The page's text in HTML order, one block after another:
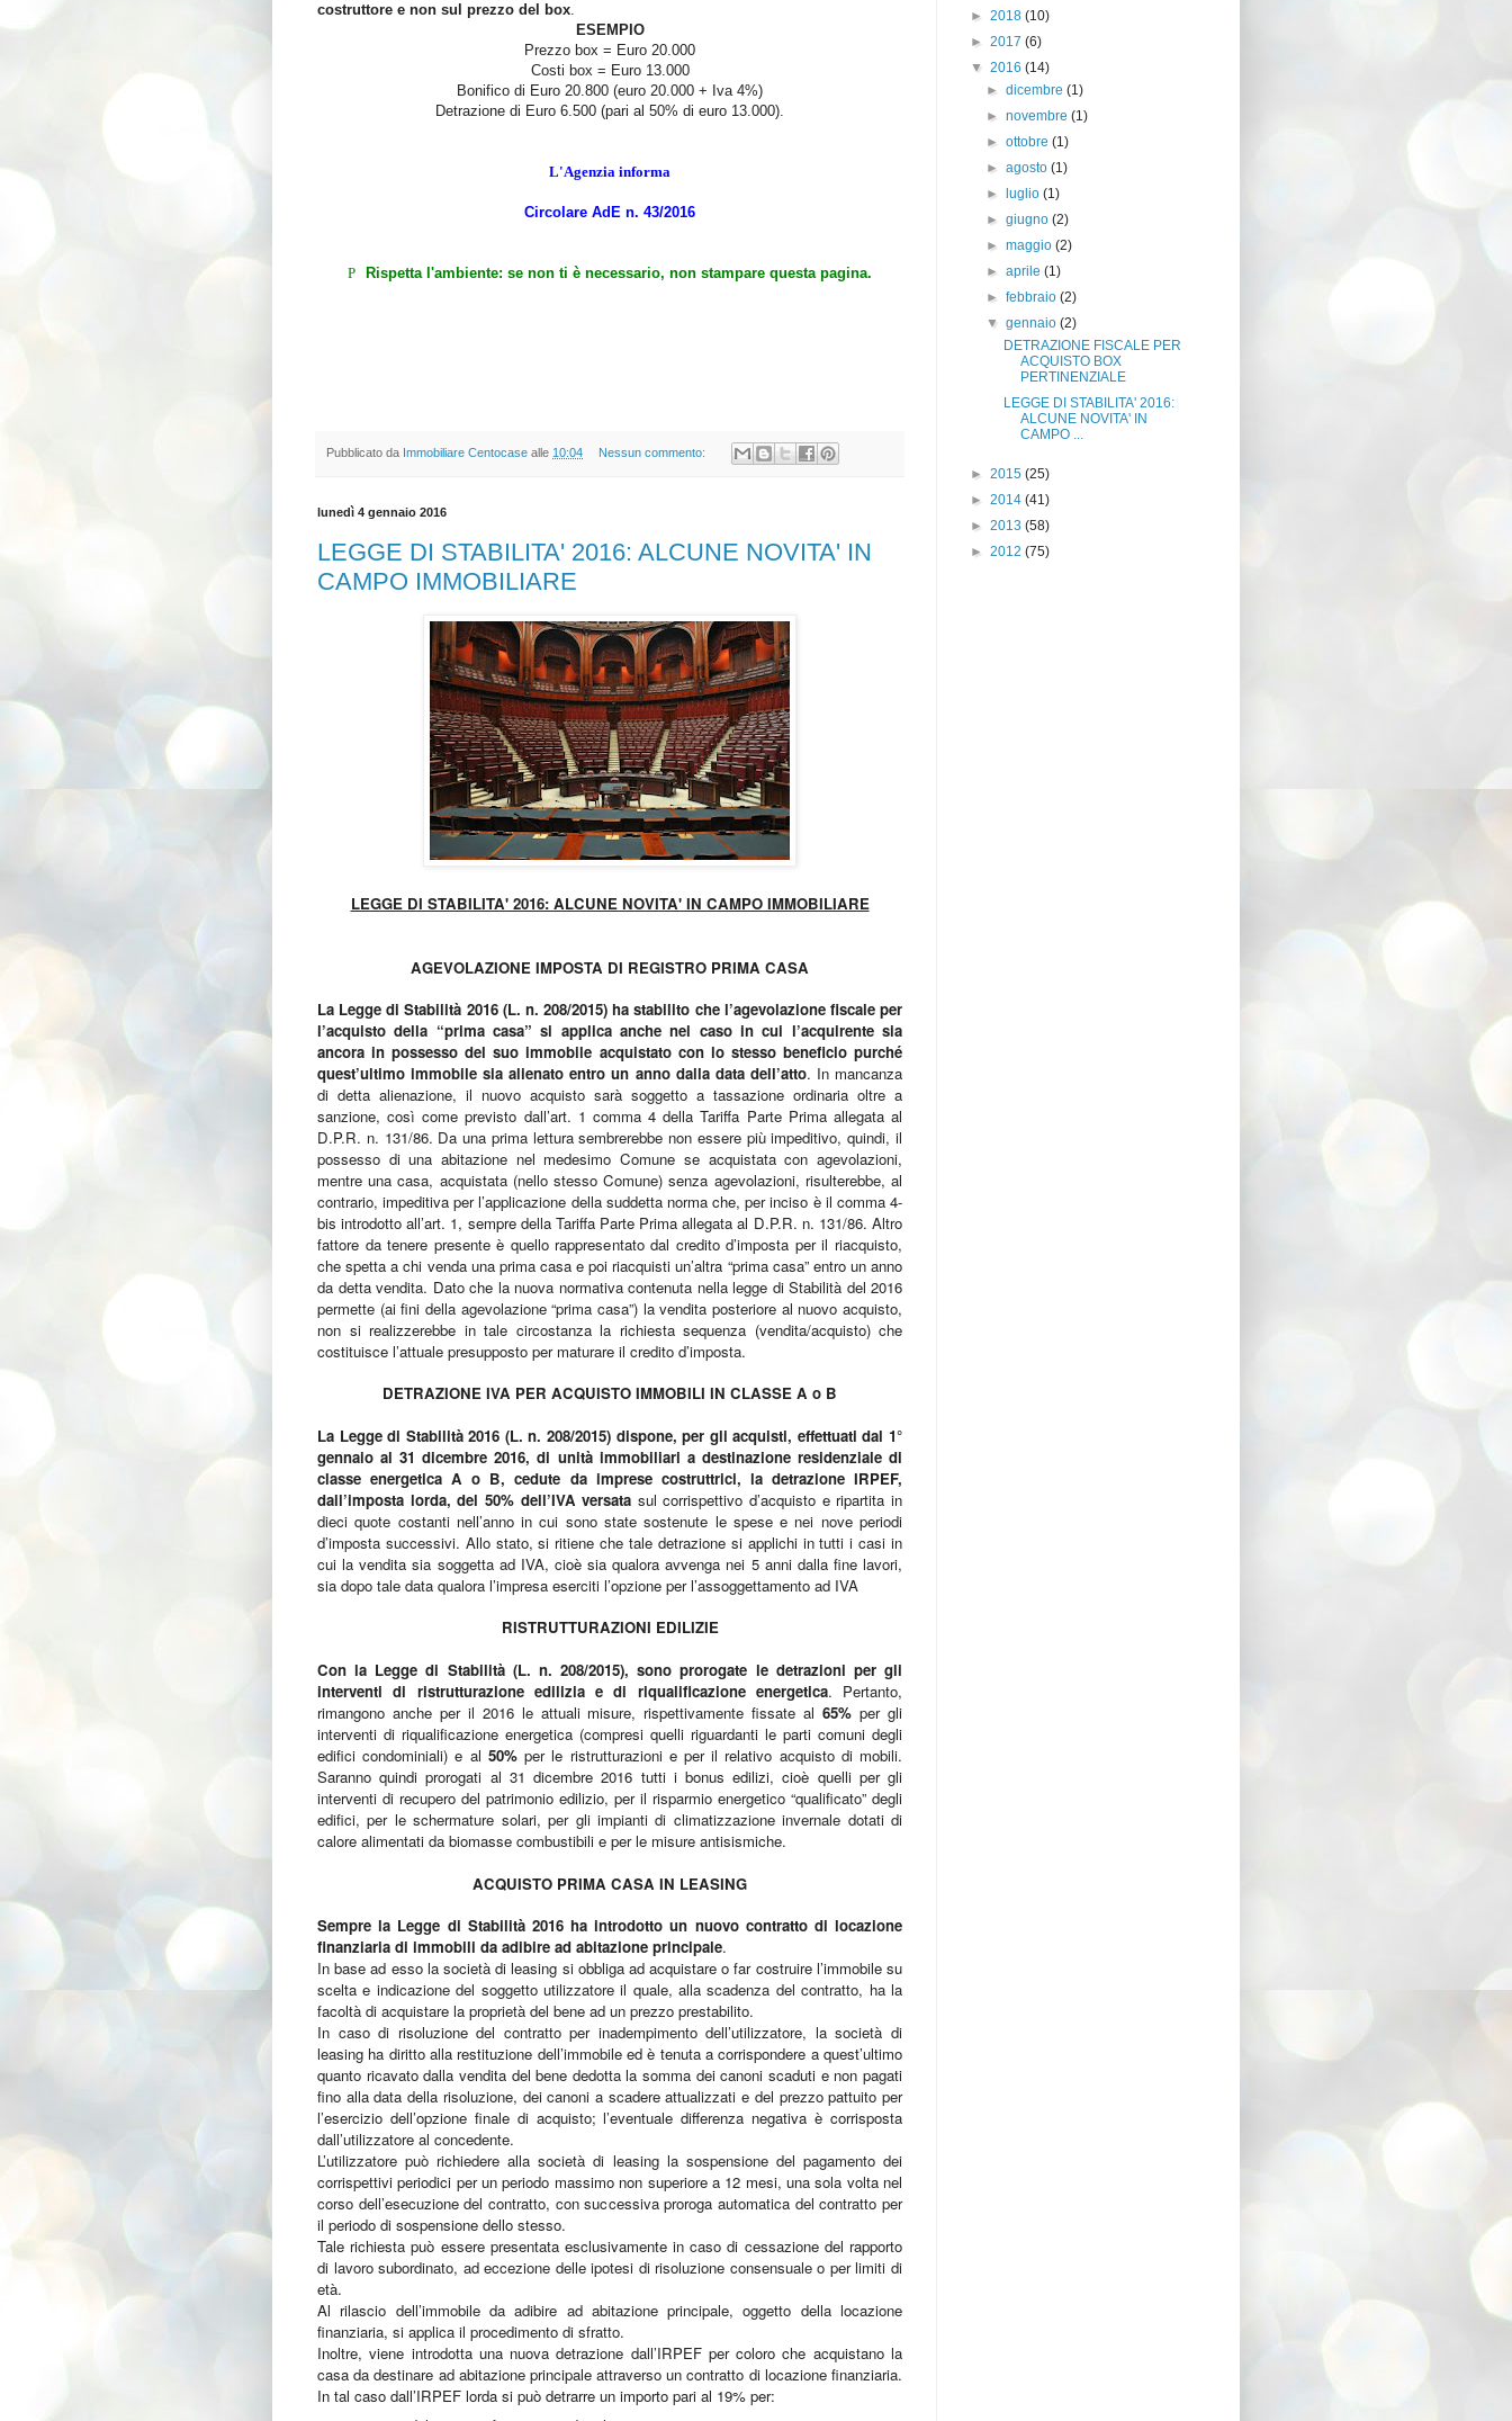
costruttore e non sul prezzo del box.
ESEMPIO
Prezzo box = Euro 20.000
Costi box = Euro 13.000
Bonifico di Euro 20.800 (euro 20.000 + Iva 4%)
Detrazione di Euro 6.500 (pari al 50% di euro 13.000).
L'Agenzia informa
Circolare AdE n. 43/2016
P Rispetta l'ambiente: se non ti è necessario, non stampare questa pagina.
Pubblicato da Immobiliare Centocase alle 10:04 Nessun commento:
lunedì 4 gennaio 2016
LEGGE DI STABILITA' 2016: ALCUNE NOVITA' IN
CAMPO IMMOBILIARE
LEGGE DI STABILITA' 2016: ALCUNE NOVITA' IN CAMPO IMMOBILIARE
AGEVOLAZIONE IMPOSTA DI REGISTRO PRIMA CASA
La Legge di Stabilità 2016 (L. n. 208/2015) ha stabilito che l’agevolazione fiscale per
l’acquisto della “prima casa” si applica anche nel caso in cui l’acquirente sia
ancora in possesso del suo immobile acquistato con lo stesso beneficio purché
quest’ultimo immobile sia alienato entro un anno dalla data dell’atto. In mancanza
di detta alienazione, il nuovo acquisto sarà soggetto a tassazione ordinaria oltre a
sanzione, così come previsto dall’art. 1 comma 4 della Tariffa Parte Prima allegata al
D.P.R. n. 131/86. Da una prima lettura sembrerebbe non essere più impeditivo, quindi, il
possesso di una abitazione nel medesimo Comune se acquistata con agevolazioni,
mentre una casa, acquistata (nello stesso Comune) senza agevolazioni, risulterebbe, al
contrario, impeditiva per l’applicazione della suddetta norma che, per inciso è il comma 4-
bis introdotto all’art. 1, sempre della Tariffa Parte Prima allegata al D.P.R. n. 131/86. Altro
fattore da tenere presente è quello rappresentato dal credito d’imposta per il riacquisto,
che spetta a chi venda una prima casa e poi riacquisti un’altra “prima casa” entro un anno
da detta vendita. Dato che la nuova normativa contenuta nella legge di Stabilità del 2016
permette (ai fini della agevolazione “prima casa”) la vendita posteriore al nuovo acquisto,
non si realizzerebbe in tale circostanza la richiesta sequenza (vendita/acquisto) che
costituisce l’attuale presupposto per maturare il credito d’imposta.
DETRAZIONE IVA PER ACQUISTO IMMOBILI IN CLASSE A o B
La Legge di Stabilità 2016 (L. n. 208/2015) dispone, per gli acquisti, effettuati dal 1°
gennaio al 31 dicembre 2016, di unità immobiliari a destinazione residenziale di
classe energetica A o B, cedute da imprese costruttrici, la detrazione IRPEF,
dall’imposta lorda, del 50% dell’IVA versata sul corrispettivo d’acquisto e ripartita in
dieci quote costanti nell’anno in cui sono state sostenute le spese e nei nove periodi
d’imposta successivi. Allo stato, si ritiene che tale detrazione si applichi in tutti i casi in
cui la vendita sia soggetta ad IVA, cioè sia qualora avvenga nei 5 anni dalla fine lavori,
sia dopo tale data qualora l’impresa eserciti l’opzione per l’assoggettamento ad IVA
RISTRUTTURAZIONI EDILIZIE
Con la Legge di Stabilità (L. n. 208/2015), sono prorogate le detrazioni per gli
interventi di ristrutturazione edilizia e di riqualificazione energetica. Pertanto,
rimangono anche per il 2016 le attuali misure, rispettivamente fissate al65% per gli
interventi di riqualificazione energetica (compresi quelli riguardanti le parti comuni degli
edifici condominiali) e al 50%per le ristrutturazioni e per il relativo acquisto di mobili.
Saranno quindi prorogati al 31 dicembre 2016 tutti i bonus edilizi, cioè quelli per gli
interventi di recupero del patrimonio edilizio, per il risparmio energetico “qualificato” degli
edifici, per le schermature solari, per gli impianti di climatizzazione invernale dotati di
calore alimentati da biomasse combustibili e per le misure antisismiche.
ACQUISTO PRIMA CASA IN LEASING
Sempre la Legge di Stabilità 2016 ha introdotto un nuovo contratto di locazione
finanziaria di immobili da adibire ad abitazione principale.
In base ad esso la società di leasing si obbliga ad acquistare o far costruire l’immobile su
scelta e indicazione del soggetto utilizzatore il quale, alla scadenza del contratto, ha la
facoltà di acquistare la proprietà del bene ad un prezzo prestabilito.
In caso di risoluzione del contratto per inadempimento dell’utilizzatore, la società di
leasing ha diritto alla restituzione dell’immobile ed è tenuta a corrispondere a quest’ultimo
quanto ricavato dalla vendita del bene dedotta la somma dei canoni scaduti e non pagati
fino alla data della risoluzione, dei canoni a scadere attualizzati e del prezzo pattuito per
l’esercizio dell’opzione finale di acquisto; l’eventuale differenza negativa è corrisposta
dall’utilizzatore al concedente.
L’utilizzatore può richiedere alla società di leasing la sospensione del pagamento dei
corrispettivi periodici per un periodo massimo non superiore a 12 mesi, una sola volta nel
corso dell’esecuzione del contratto, con successiva proroga automatica del contratto per
il periodo di sospensione dello stesso.
Tale richiesta può essere presentata esclusivamente in caso di cessazione del rapporto
di lavoro subordinato, ad eccezione delle ipotesi di risoluzione consensuale o per limiti di
età.
Al rilascio dell’immobile da adibire ad abitazione principale, oggetto della loca­zio­ne
finanziaria, si applica il procedimento di sfratto.
Inoltre, viene introdotta una nuova detrazione dall’IRPEF per coloro che acquistano la
casa da destinare ad abitazione principale attraverso un contratto di lo­ca­­zio­ne finanziaria.
In tal caso dal­l’IRPEF lorda si può detrarre un importo pari al 19% per:
► 2018 (10)
► 2017 (6)
▼ 2016 (14)
►dicembre(1)
►novembre(1)
►ottobre(1)
►agosto(1)
►
luglio(1)
►giugno(2)
►maggio(2)
►aprile(1)
►febbraio(2)
▼gennaio(2)
DETRAZIONE FISCALE PER
ACQUISTO BOX
PERTINENZIALE
LEGGE DI STABILITA' 2016:
ALCUNE NOVITA' IN
CAMPO ...
► 2015 (25)
► 2014 (41)
► 2013 (58)
► 2012 (75)